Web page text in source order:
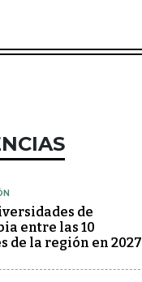
de
entre las 10
de la región en 2027